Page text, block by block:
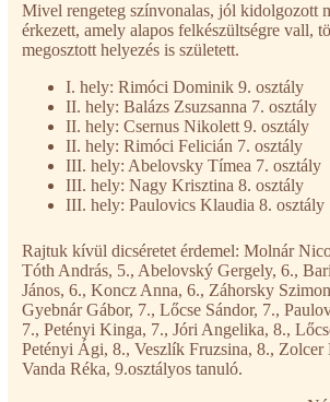
Mivel rengeteg színvonalas, jól kidolgozott
érkezett, amely alapos felkészültségre vall,
megosztott helyezés is született.
I. hely: Rimóci Dominik 9. osztály
II. hely: Balázs Zsuzsanna 7. osztály
II. hely: Csernus Nikolett 9. osztály
II. hely: Rimóci Felicián 7. osztály
III. hely: Abelovsky Tímea 7. osztály
III. hely: Nagy Krisztina 8. osztály
III. hely: Paulovics Klaudia 8. osztály
Rajtuk kívül dicséretet érdemel: Molnár
Tóth András, 5., Abelovský Gergely, 6.,
János, 6., Koncz Anna, 6., Záhorsky
Gyebnár Gábor, 7., Lőcse Sándor, 7.,
7., Petényi Kinga, 7., Jóri Angelika, 8.,
Petényi Ági, 8., Veszlík Fruzsina, 8., Zolcer
Vanda Réka, 9.osztályos tanuló.